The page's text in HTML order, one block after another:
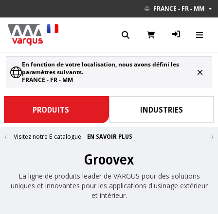
FRANCE - FR - MM
En fonction de votre localisation, nous avons défini les
paramètres suivants.
FRANCE - FR - MM
PRODUITS INDUSTRIES
Visitez notre E-catalogue EN SAVOIR PLUS
Groovex
La ligne de produits leader de VARGUS pour des solutions
uniques et innovantes pour les applications d'usinage extérieur
et intérieur.